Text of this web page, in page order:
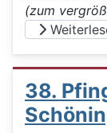
(zum
38.